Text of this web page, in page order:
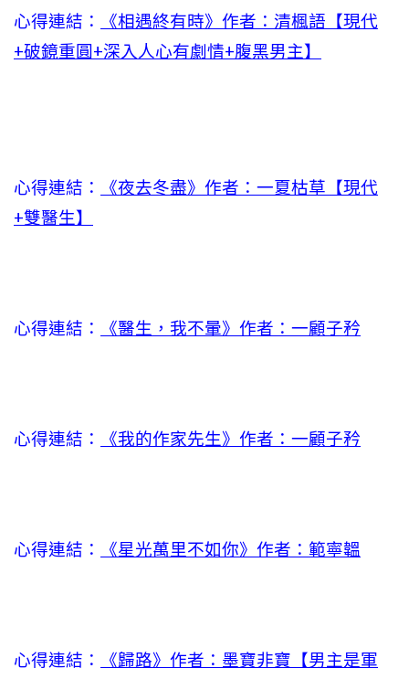
心得連結：
《相遇終有時》作者：清楓語【現代
+破鏡重圓+深入人心有劇情+腹黑男主】
心得連結：
《夜去冬盡》作者：一夏枯草【現代
+雙醫生】
心得連結： 《醫生，我不暈》作者：一顧子矜
心得連結： 《我的作家先生》作者：一顧子矜
心得連結： 《星光萬里不如你》作者：範寧韞
心得連結：
《歸路》作者：墨寶非寶【男主是軍